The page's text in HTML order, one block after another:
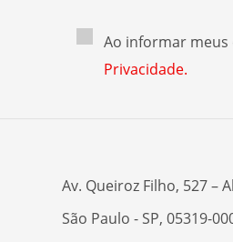
Ao informar meus
Privacidade.
Av. Queiroz Filho, 527 –
São Paulo - SP, 05319-